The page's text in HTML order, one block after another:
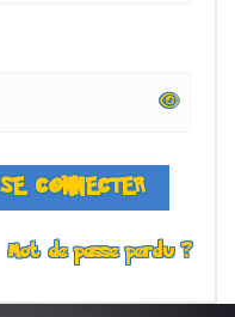
SE CONNECTER
Mot de passe perdu ?